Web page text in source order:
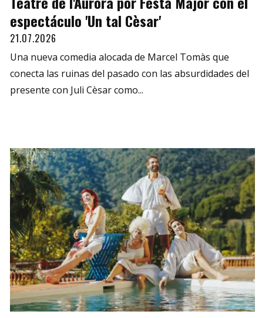
espectáculo 'Un tal Cèsar'
21.07.2026
Una nueva comedia alocada de Marcel Tomàs que
conecta las ruinas del pasado con las absurdidades del
presente con Juli Cèsar como...